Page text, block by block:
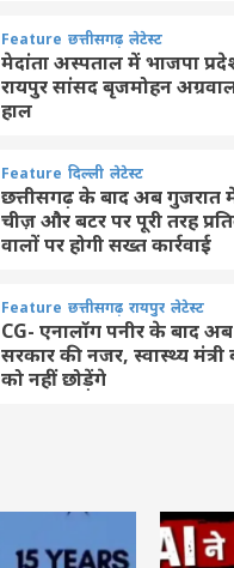
Feature छत्तीसगढ़ लेटेस्ट
मेदांता अस्पताल में भाजपा
रायपुर सांसद बृजमोहन
हाल
Feature दिल्ली लेटेस्ट
छत्तीसगढ़ के बाद अब गुजरात
चीज़ और बटर पर पूरी तरह
वालों पर होगी सख्त कार्रवाई
Feature छत्तीसगढ़ रायपुर लेटेस्ट
CG- एनालॉग पनीर के बाद अब
सरकार की नजर, स्वास्थ्य
को नहीं छोड़ेंगे